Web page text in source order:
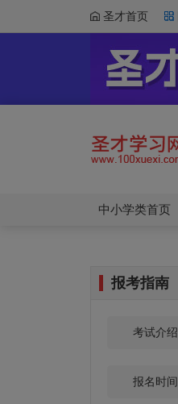
圣才首页
中小学类首页
报考指南
考试介绍
报名时间